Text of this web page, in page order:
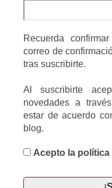
Recuerda
correo de
tras suscribirte.
Al suscribirte
novedades a
estar de acuerdo
blog.
Acepto la